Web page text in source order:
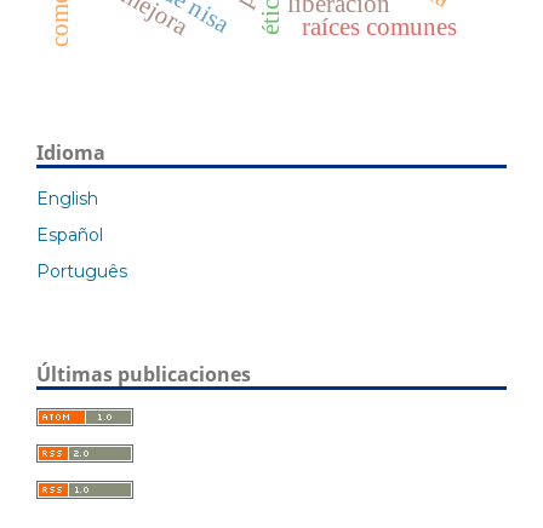
ética raíces comunes
Idioma
English
Español
Português
Últimas publicaciones